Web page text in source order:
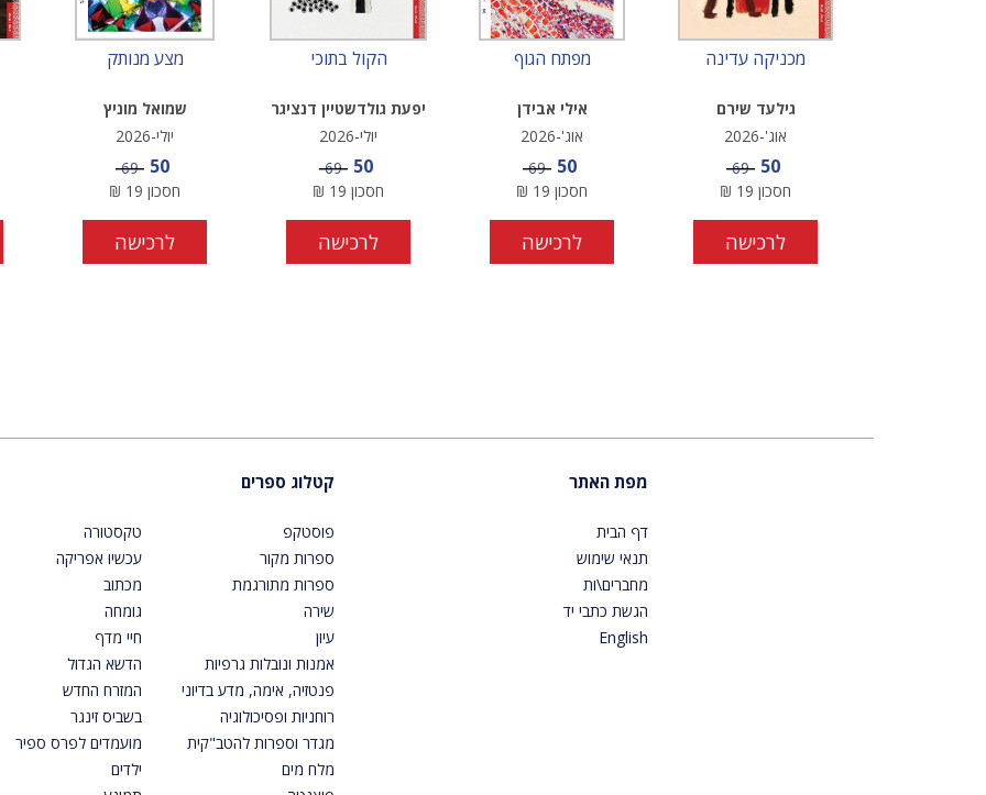
מכניקה עדינה
גילעד שירם
אוג'-2026
מחיר מבצע
50 מחיר
69
חסכון 19
₪
לרכישה
מפתח הגוף
אילי אבידן
אוג'-2026
מחיר מבצע
50 מחיר
69
חסכון 19
₪
לרכישה
הקול בתוכי
יפעת גולדשטיין דנציגר
יולי-2026
מחיר מבצע
50 מחיר
69
חסכון 19
₪
לרכישה
מצע מנותק
שמואל מוניץ
יולי-2026
מחיר מבצע
50 מחיר
69
חסכון 19
₪
לרכישה
מפת האתר
דף הבית
תנאי שימוש
מחברים\ות
הגשת כתבי יד
English
קטלוג ספרים
פוסטקפ
ספרות מקור
ספרות מתורגמת
שירה
עיון
אמנות ונובלות גרפיות
פנטזיה, אימה, מדע בדיוני
רוחניות ופסיכולוגיה
מגדר וספרות להטב"קית
מלח מים
טקסטורה
עכשיו אפריקה
מכתוב
גומחה
חיי מדף
הדשא הגדול
המזרח החדש
בשביס זינגר
מועמדים לפרס ספיר
ילדים